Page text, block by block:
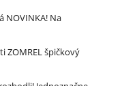
NOVINKA! Na
ZOMREL špičkový